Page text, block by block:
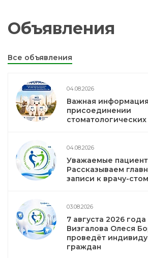
Объявления
Все объявления
04.08.2026
Важная
присоединении
04.08.2026
Уважаемые
Рассказываем
записи к врачу-
03.08.2026
7 августа 2026
Визгалова Олеся
проведёт
граждан